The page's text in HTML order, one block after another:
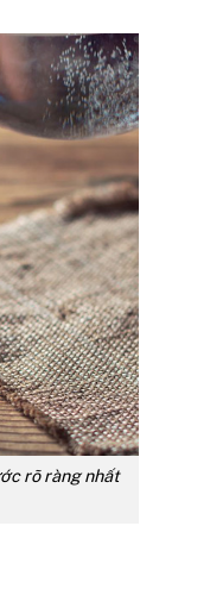
rõ ràng nhất